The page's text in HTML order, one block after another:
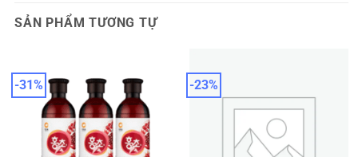
SẢN PHẨM TƯƠNG TỰ
-31% -23%